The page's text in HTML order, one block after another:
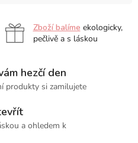
Zboží balíme ekologicky,
pečlivě a s láskou
hezčí den
produkty si zamilujete
a ohledem k